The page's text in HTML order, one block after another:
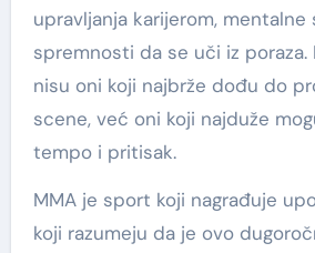
upravljanja karijerom,
spremnosti da se uči iz poraza.
nisu oni koji najbrže dođu do
scene, već oni koji najduže
tempo i pritisak.
MMA je sport koji nagrađuje
koji razumeju da je ovo